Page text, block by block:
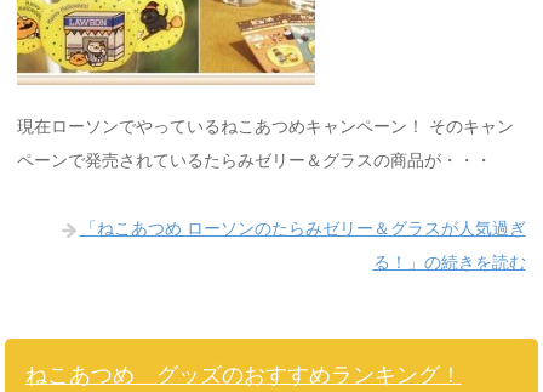
現在ローソンでやっているねこあつめキャンペーン！ そのキャン
ペーンで発売されているたらみゼリー＆グラスの商品が・・・
「ねこあつめ ローソンのたらみゼリー＆グラスが人気過ぎ
る！」の続きを読む
ねこあつめ グッズのおすすめランキング！